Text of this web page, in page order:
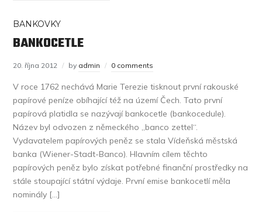
BANKOVKY
BANKOCETLE
20. října 2012 by admin 0 comments
V roce 1762 nechává Marie Terezie tisknout první rakouské
papírové peníze obíhající též na území Čech. Tato první
papírová platidla se nazývají bankocetle (bankocedule).
Název byl odvozen z německého „banco zettel“.
Vydavatelem papírových peněz se stala Vídeňská městská
banka (Wiener-Stadt-Banco). Hlavním cílem těchto
papírových peněz bylo získat potřebné finanční prostředky na
stále stoupající státní výdaje. První emise bankocetlí měla
nominály […]